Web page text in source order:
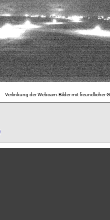
Verlinkung der Webcam-Bilder mit freundlicher